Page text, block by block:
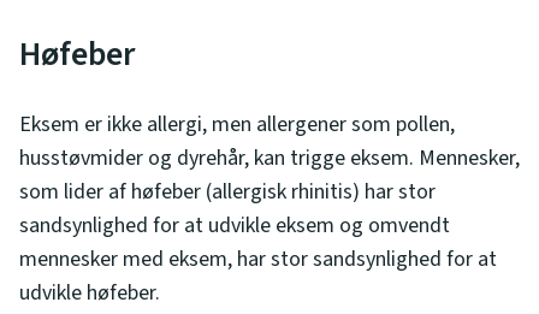
Høfeber
Eksem er ikke allergi, men allergener som pollen,
husstøvmider og dyrehår, kan trigge eksem. Mennesker,
som lider af høfeber (allergisk rhinitis) har stor
sandsynlighed for at udvikle eksem og omvendt
mennesker med eksem, har stor sandsynlighed for at
udvikle høfeber.